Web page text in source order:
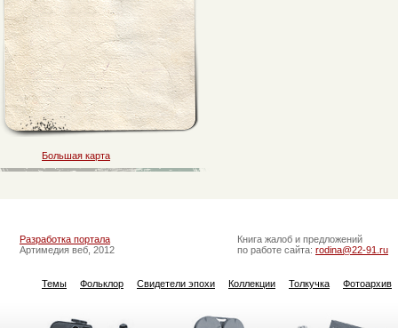
Большая карта
Разработка портала
Артимедия веб, 2012
Книга жалоб и предложений
по работе сайта: rodina@22-91.ru
Темы Фольклор Свидетели эпохи Коллекции Толкучка Фотоархив